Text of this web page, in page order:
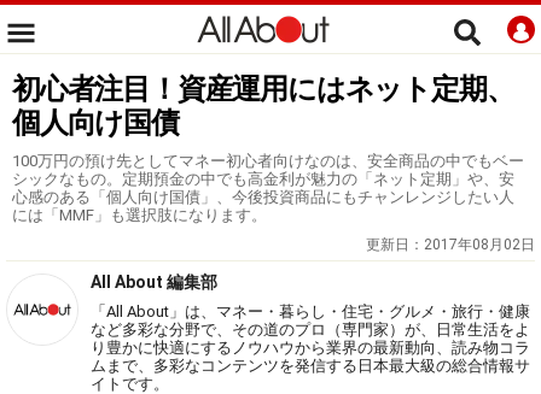
初心者注目！資産運用にはネット定期、
個人向け国債
100万円の預け先としてマネー初心者向けなのは、安全商品の中でもベー
シックなもの。定期預金の中でも高金利が魅力の「ネット定期」や、安
心感のある「個人向け国債」、今後投資商品にもチャンレンジしたい人
には「MMF」も選択肢になります。
更新日： 2017年08月02日
All About 編集部
「All About」は、マネー・暮らし・住宅・グルメ・旅行・健康
など多彩な分野で、その道のプロ（専門家）が、日常生活をよ
り豊かに快適にするノウハウから業界の最新動向、読み物コラ
ムまで、多彩なコンテンツを発信する日本最大級の総合情報サ
イトです。